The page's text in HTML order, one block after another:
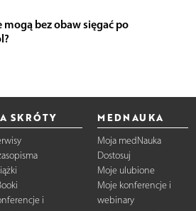
mogą bez obaw sięgać po
SKRÓTY
i
MEDNAUKA
Moja medNauka
Dostosuj
Moje ulubione
Moje konferencje i
webinary